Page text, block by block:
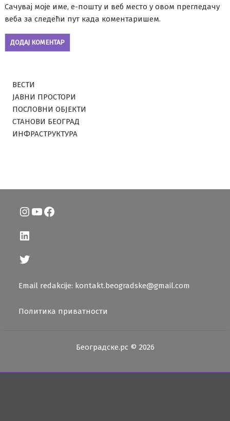
Сачувај моје име, е-пошту и веб место у овом прегледачу
веба за следећи пут када коментаришем.
ВЕСТИ
ЈАВНИ ПРОСТОРИ
ПОСЛОВНИ ОБЈЕКТИ
СТАНОВИ БЕОГРАД
ИНФРАСТРУКТУРА
Instagram
YouTube
Facebook
LinkedIn
Twitter
Email redakcije: kontakt.beogradske@gmail.com
Политика приватности
Београдске.рс © 2026